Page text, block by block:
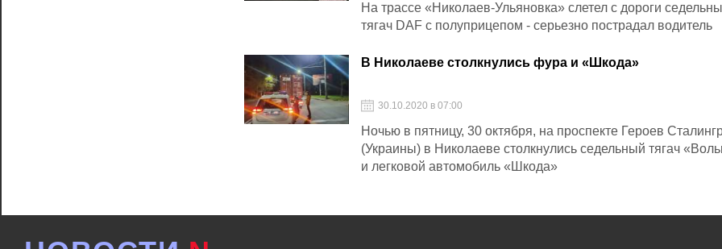
На трассе «Николаев-Ульяновка» слетел с дороги
тягач DAF с полуприцепом - серьезно пострадал водитель
В Николаеве столкнулись фура и «Шкода»
30.10.2020 в 07:00
Ночью в пятницу, 30 октября, на проспекте Героев
(Украины) в Николаеве столкнулись седельный тягач
и легковой автомобиль «Шкода»